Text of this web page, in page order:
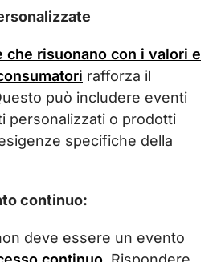
che risuonano con i valori e
rafforza il
può includere eventi
personalizzati o prodotti
specifiche della
continuo:
deve essere un evento